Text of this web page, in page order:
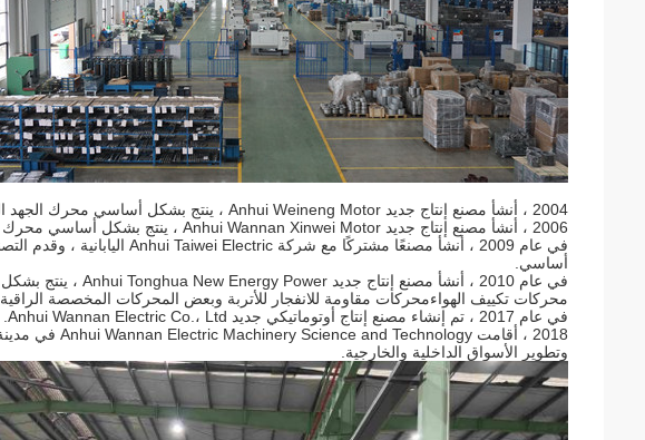
2004 ، أنشأ مصنع إنتاج جديد Anhui Weineng Motor ، ينتج بشكل أساسي محرك الجهد المتوسط ​​والعالي.
2006 ، أنشأ مصنع إنتاج جديد Anhui Wannan Xinwei Motor ، ينتج بشكل أساسي محرك HP الجزئي ومحرك غلاف الألومنيوم.
أساسي.
محركات تكييف الهواءمحركات مقاومة للانفجار للأتربة وبعض المحركات المخصصة الراقية.
في عام 2017 ، تم إنشاء مصنع إنتاج أوتوماتيكي جديد Anhui Wannan Electric Co.، Ltd.
وتطوير الأسواق الداخلية والخارجية.